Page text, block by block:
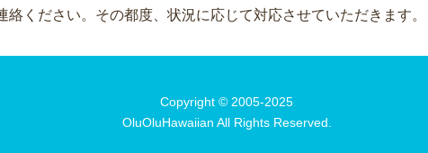
絡ください。その都度、状況に応じて対応させていただきます。
Copyright © 2005-2025
OluOluHawaiian All Rights Reserved.